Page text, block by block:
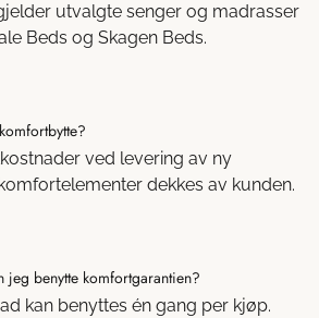
utvalgte senger og madrasser
Beds og Skagen Beds.
ved levering av ny
dekkes av kunden.
jeg benytte komfortgarantien?
kan benyttes én gang per kjøp.